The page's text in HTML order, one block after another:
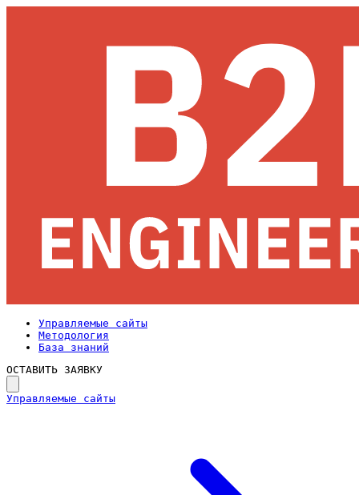
Управляемые сайты
Методология
База знаний
ОСТАВИТЬ ЗАЯВКУ
Управляемые сайты